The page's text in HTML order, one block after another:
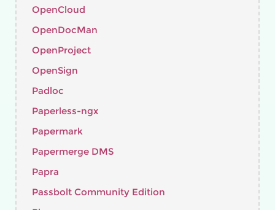
OpenCloud
OpenDocMan
OpenProject
OpenSign
Padloc
Paperless-ngx
Papermark
Papermerge DMS
Papra
Passbolt Community Edition